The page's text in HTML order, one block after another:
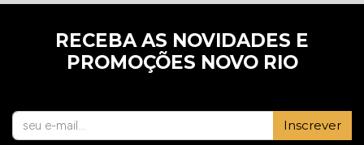
RECEBA AS NOVIDADES E
PROMOÇÕES NOVO RIO
Inscrever